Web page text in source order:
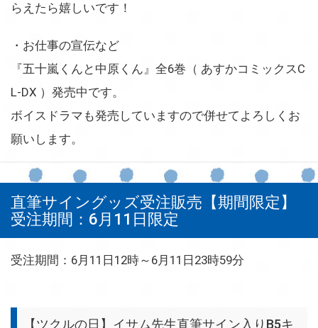
らえたら嬉しいです！
・お仕事の宣伝など
『五十嵐くんと中原くん』全6巻（ あすかコミックスC
L-DX ）発売中です。
ボイスドラマも発売していますので併せてよろしくお
願いします。
直筆サイングッズ受注販売【期間限定】
受注期間：6月11日限定
受注期間：6月11日12時～6月11日23時59分
【ツクルの日】イサム先生直筆サイン入りB5キ